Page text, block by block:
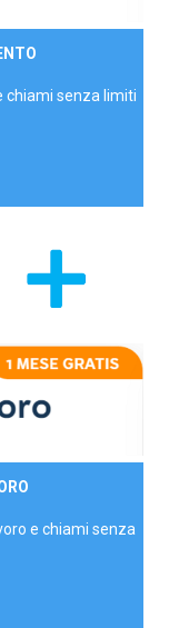
chiami senza limiti
e chiami senza